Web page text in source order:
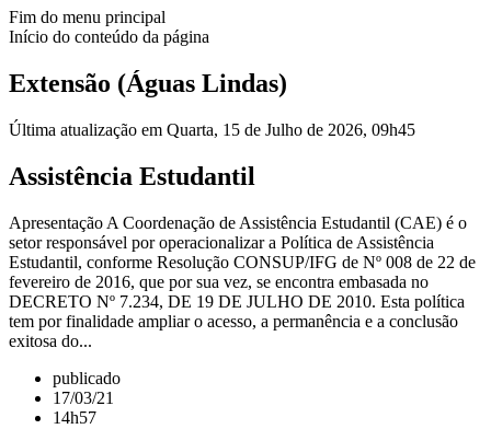
Fim do menu principal
Início do conteúdo da página
Extensão (Águas Lindas)
Última atualização em Quarta, 15 de Julho de 2026, 09h45
Assistência Estudantil
Apresentação A Coordenação de Assistência Estudantil (CAE) é o
setor responsável por operacionalizar a Política de Assistência
Estudantil, conforme Resolução CONSUP/IFG de Nº 008 de 22 de
fevereiro de 2016, que por sua vez, se encontra embasada no
DECRETO Nº 7.234, DE 19 DE JULHO DE 2010. Esta política
tem por finalidade ampliar o acesso, a permanência e a conclusão
exitosa do...
publicado
17/03/21
14h57